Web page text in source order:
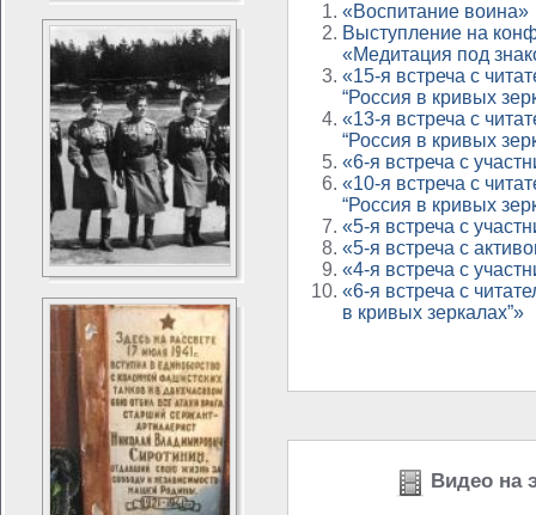
«Воспитание воина»
Выступление на
«Медитация под
«15-я встреча с
“Россия в кривых
«13-я встреча с
“Россия в кривых
«6-я встреча с
«10-я встреча с
“Россия в кривых
«5-я встреча с
«5-я встреча с
«4-я встреча с
«6-я встреча с
в кривых зеркалах”»
Видео на